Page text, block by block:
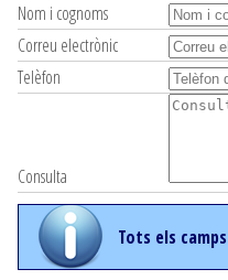
Nom i cognoms
Correu electrònic
Telèfon
Consulta
Tots els